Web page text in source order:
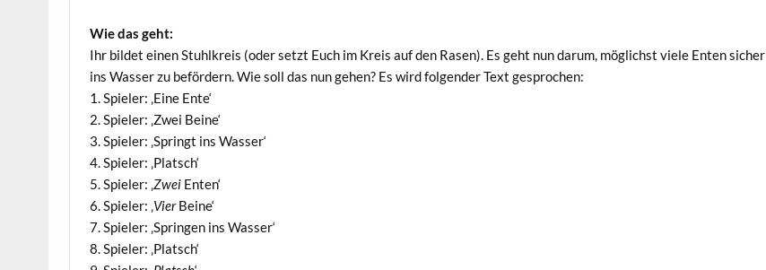
Wie das geht:
Ihr bil­det einen Stuhl­kreis (oder setzt Euch im Kreis auf den Rasen). Es geht nun dar­um, mög­lichst vie­le Enten sicher
ins Was­ser zu beför­dern. Wie soll das nun gehen? Es wird fol­gen­der Text gesprochen:
1. Spie­ler: ‚Eine Ente‘
2. Spie­ler: ‚Zwei Beine‘
3. Spie­ler: ‚Springt ins Wasser‘
4. Spie­ler: ‚Platsch‘
5. Spie­ler: ‚Zwei Enten‘
6. Spie­ler: ‚VierBeine‘
7. Spie­ler: ‚Sprin­gen ins Wasser‘
8. Spie­ler: ‚Platsch‘